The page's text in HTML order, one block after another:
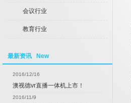
会议行业
教育行业
最新资讯 New
2016/12/16
澳视德vr直播一体机上市！
2016/11/9